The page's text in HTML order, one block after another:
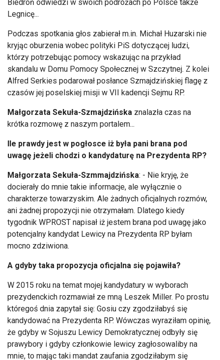
Biedroń odwiedzi w swoich podróżach po Polsce także
Legnicę...
Podczas spotkania głos zabierał m.in. Michał Huzarski nie
kryjąc oburzenia wobec polityki PiS dotyczącej ludzi,
którzy potrzebując pomocy wskazując na przykład
skandalu w Domu Pomocy Społecznej w Szczytnej. Z kolei
Alfred Serkies podarował posłance Szmajdzińskiej flagę z
czasów jej poselskiej misji w VII kadencji Sejmu RP.
Małgorzata Sekuła-Szmajdzińska znalazła czas na
krótka rozmowę z naszym portalem...
Ile prawdy jest w pogłosce iż była pani brana pod
uwagę jeżeli chodzi o kandydaturę na Prezydenta RP?
Małgorzata Sekuła-Szmmajdzińska: - Nie kryję, że
docierały do mnie takie informacje, ale wyłącznie o
charakterze towarzyskim. Ale żadnych oficjalnych rozmów,
ani żadnej propozycji nie otrzymałam. Dlatego kiedy
tygodnik WPROST napisał iż jestem brana pod uwagę jako
potencjalny kandydat Lewicy na Prezydenta RP byłam
mocno zdziwiona.
A gdyby taka propozycja oficjalna się pojawiła?
W 2015 roku na temat mojej kandydatury w wyborach
prezydenckich rozmawiał ze mną Leszek Miller. Po prostu
któregoś dnia zapytał się: Gosiu czy zgodziłabyś się
kandydować na Prezydenta RP. Wówczas wyraziłam opinię,
że gdyby w Sojuszu Lewicy Demokratycznej odbyły się
prawybory i gdyby członkowie lewicy zagłosowaliby na
mnie, to mając taki mandat zaufania zgodziłabym się